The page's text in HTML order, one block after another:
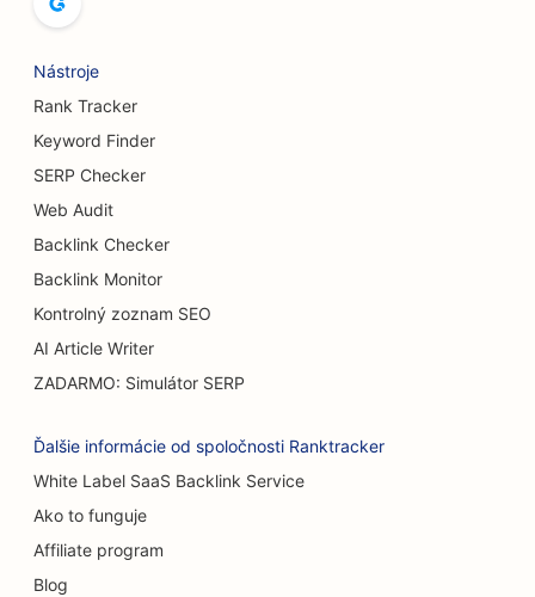
SEO pre pivovary
SEO pre služby zväčšenia prsníkov
SEO pre bufetové reštaurácie
SEO pre cukrárne
SEO pre predajcov áut
SEO pre popáleninových chirurgov
SEO pre predajne kobercov a podláh
SEO pre reštaurácie s príležitostným stravovaním
Nástroje
Rank Tracker
Keyword Finder
SERP Checker
Web Audit
Backlink Checker
Backlink Monitor
Kontrolný zoznam SEO
AI Article Writer
ZADARMO: Simulátor SERP
Ďalšie informácie od spoločnosti Ranktracker
White Label SaaS Backlink Service
Ako to funguje
Affiliate program
Blog